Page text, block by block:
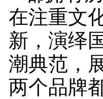
在注重文
新，演绎
潮典范，
两个品牌